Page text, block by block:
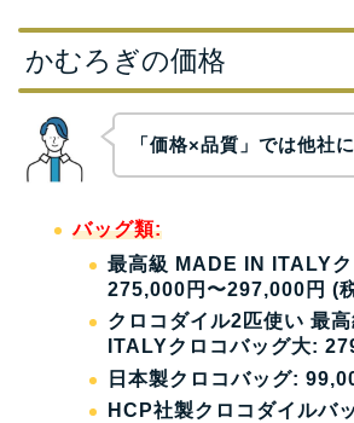
かむろぎの価格
「価格×品質」では他社
バッグ類:
最高級 MADE IN ITALY
275,000円〜297,000円 (
クロコダイル2匹使い 最
ITALYクロコバッグ大:
日本製クロコバッグ:
HCP社製クロコダイルバ